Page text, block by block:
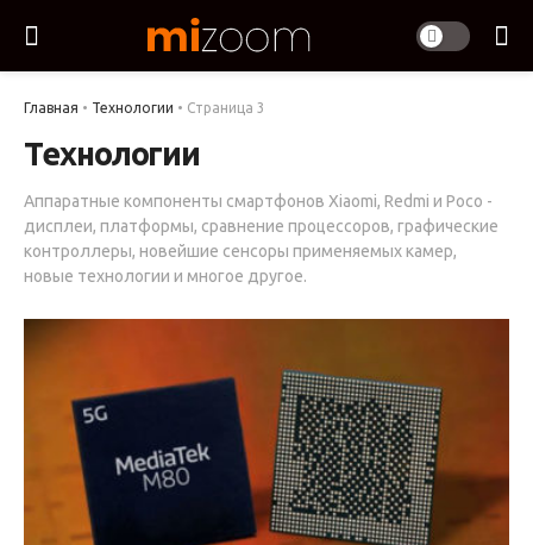
Главная • Технологии • Страница 3
Технологии
Аппаратные компоненты смартфонов Xiaomi, Redmi и Poco -
дисплеи, платформы, сравнение процессоров, графические
контроллеры, новейшие сенсоры применяемых камер,
новые технологии и многое другое.